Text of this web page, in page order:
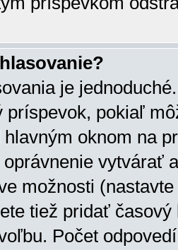
je
príspevok, pokiaľ
hlavným oknom na
vytvárať
možnosti
tiež pridať
Počet